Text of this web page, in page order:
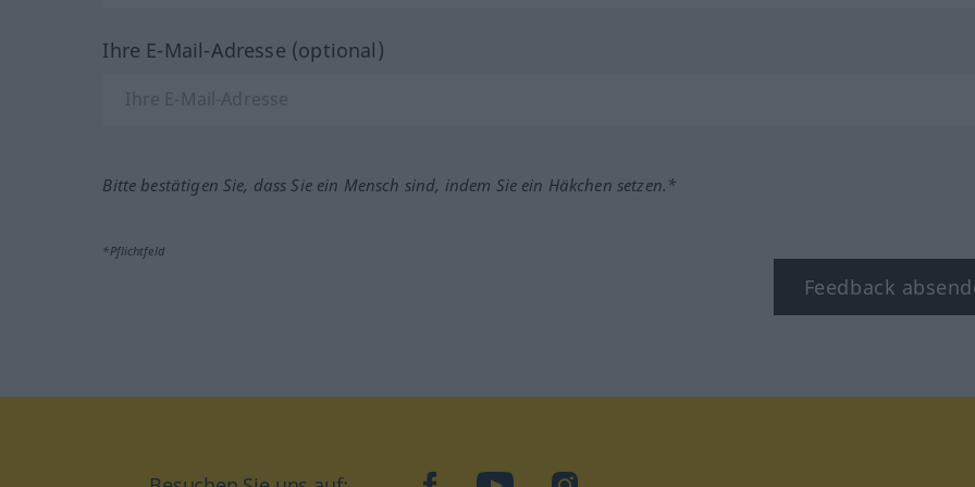
Ihre E-Mail-Adresse (optional)
Bitte bestätigen Sie, dass Sie ein Mensch sind, indem Sie ein Häkchen setzen.*
*Pflichtfeld
Feedback